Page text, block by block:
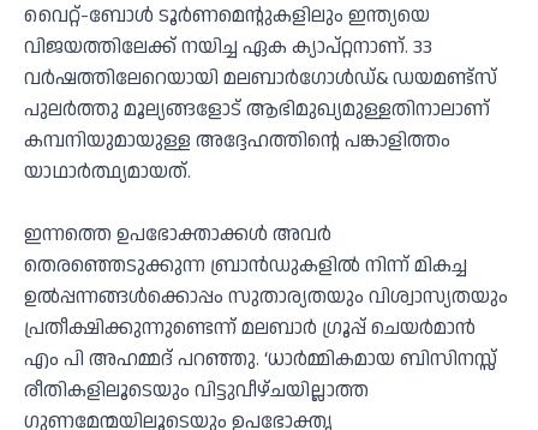
വൈറ്റ്-ബോള്‍ ടൂര്‍ണമെന്റുകളിലും ഇന്ത്യയെ
വിജയത്തിലേക്ക് നയിച്ച ഏക ക്യാപ്റ്റനാണ്. 33
വര്‍ഷത്തിലേറെയായി മലബാര്‍ഗോള്‍ഡ്& ഡയമണ്ട്‌സ്
പുലര്‍ത്തു മൂല്യങ്ങളോട് ആഭിമുഖ്യമുള്ളതിനാലാണ്
കമ്പനിയുമായുള്ള അദ്ദേഹത്തിന്റെ പങ്കാളിത്തം
യാഥാര്‍ത്ഥ്യമായത്.
ഇന്നത്തെ ഉപഭോക്താക്കള്‍ അവര്‍
തെരഞ്ഞെടുക്കുന്ന ബ്രാന്‍ഡുകളില്‍ നിന്ന് മികച്ച
ഉല്‍പ്പന്നങ്ങള്‍ക്കൊപ്പം സുതാര്യതയും വിശ്വാസ്യതയും
പ്രതീക്ഷിക്കുന്നുണ്ടെന്ന് മലബാര്‍ ഗ്രൂപ്പ് ചെയര്‍മാന്‍
എം പി അഹമ്മദ് പറഞ്ഞു. ‘ധാര്‍മ്മികമായ ബിസിനസ്സ്
രീതികളിലൂടെയും വിട്ടുവീഴ്ചയില്ലാത്ത
ഗുണമേന്മയിലൂടെയും ഉപഭോക്തൃ